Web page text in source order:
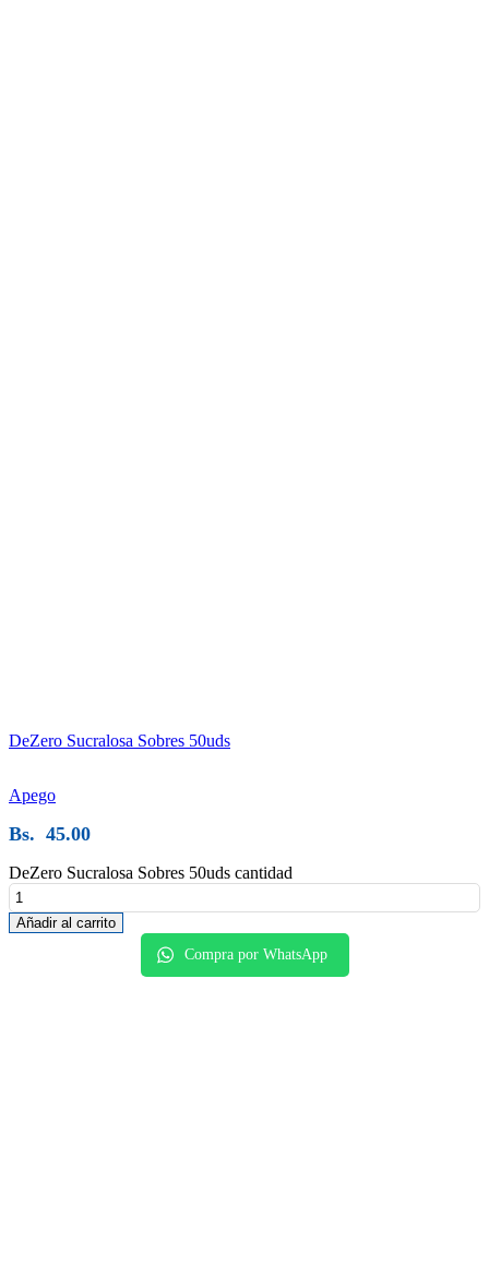
DeZero Sucralosa Sobres 50uds
Apego
Bs. 45.00
DeZero Sucralosa Sobres 50uds cantidad
Añadir al carrito
Compra por WhatsApp